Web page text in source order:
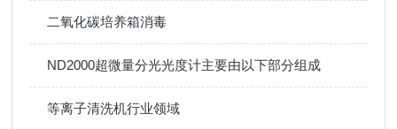
二氧化碳培养箱消毒
ND2000超微量分光光度计主要由以下部分组成
等离子清洗机行业领域